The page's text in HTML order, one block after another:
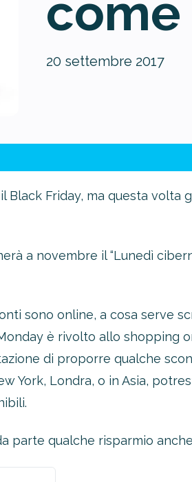
20 settembre 2017
Friday, ma questa volta
a novembre il “Lunedì
sono online, a cosa serve
è rivolto allo shopping
di proporre qualche
York, Londra, o in Asia,
parte qualche risparmio